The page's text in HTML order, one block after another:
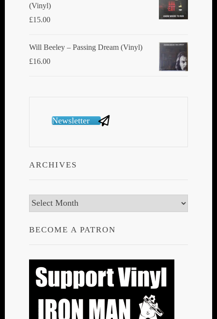
(Vinyl)
£15.00
Will Beeley ‎– Passing Dream (Vinyl)
£16.00
Newsletter
ARCHIVES
Archives
BECOME A PATRON